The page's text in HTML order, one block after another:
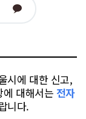
카
시에 대한 신고,
대해서는 전자
니다.